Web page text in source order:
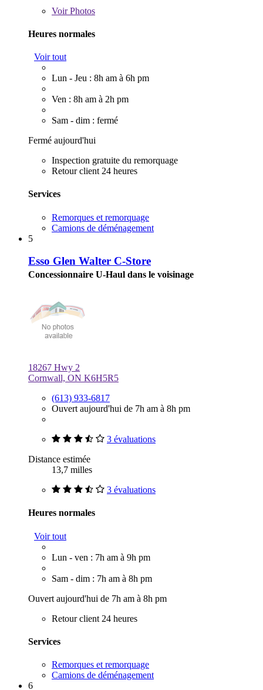
VoirPhotos
Heures normales
Voir tout
Lun - Jeu : 8h am à 6h pm
Ven : 8h am à 2h pm
Sam - dim : fermé
Fermé aujourd'hui
Inspection gratuite du remorquage
Retour client 24 heures
Services
Remorques et remorquage
Camions de déménagement
5
Esso Glen Walter C-Store
Concessionnaire U-Haul dans le voisinage
18267 Hwy 2
Cornwall, ON K6H5R5
(613) 933-6817
Ouvert aujourd'hui de 7h am à 8h pm
3 évaluations
Distance estimée
13,7 milles
3 évaluations
Heures normales
Voir tout
Lun - ven : 7h am à 9h pm
Sam - dim : 7h am à 8h pm
Ouvert aujourd'hui de 7h am à 8h pm
Retour client 24 heures
Services
Remorques et remorquage
Camions de déménagement
6